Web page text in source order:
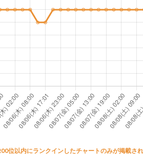
位以内にランクインしたチャートのみが掲載され